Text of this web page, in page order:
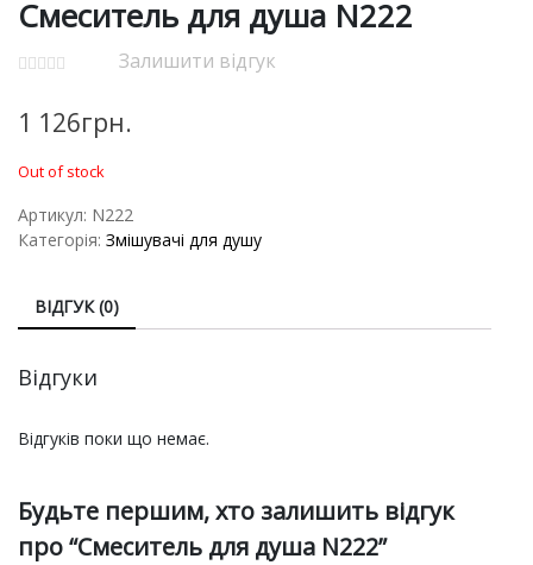
Смеситель для душа N222
Залишити відгук
1 126грн.
Out of stock
Артикул: N222
Категорія: Змішувачі для душу
ВІДГУК (0)
Відгуки
Відгуків поки що немає.
Будьте першим, хто залишить відгук
про “Смеситель для душа N222”